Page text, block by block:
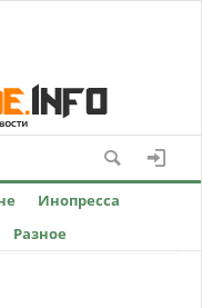
Инопресса
Разное